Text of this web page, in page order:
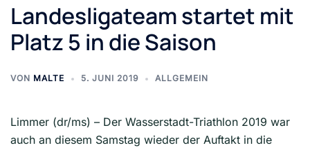
Landesligateam startet mit
Platz 5 in die Saison
VON MALTE 5. JUNI 2019 ALLGEMEIN
Limmer (dr/ms) – Der Wasserstadt-Triathlon 2019 war
auch an diesem Samstag wieder der Auftakt in die